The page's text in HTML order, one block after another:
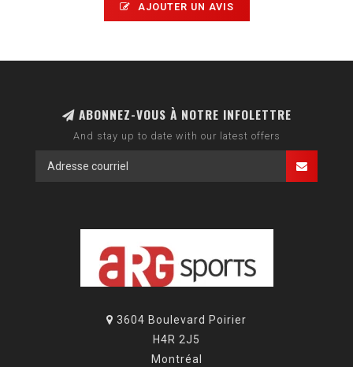
AJOUTER UN AVIS
ABONNEZ-VOUS À NOTRE INFOLETTRE
And stay up to date with our latest offers
3604 Boulevard Poirier
H4R 2J5
Montréal